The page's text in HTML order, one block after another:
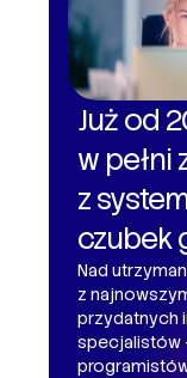
Już od
w pełni
z
czubek
Nad
z
przydatnych
specjalistów